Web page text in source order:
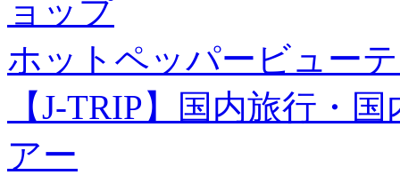
ョップ
ホットペッパービュー
【J-TRIP】国内旅行・
アー